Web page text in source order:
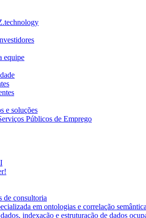
equipe
e soluções
Públicos de Emprego
de consultoria
em ontologias e correlação semântica
indexação e estruturação de dados